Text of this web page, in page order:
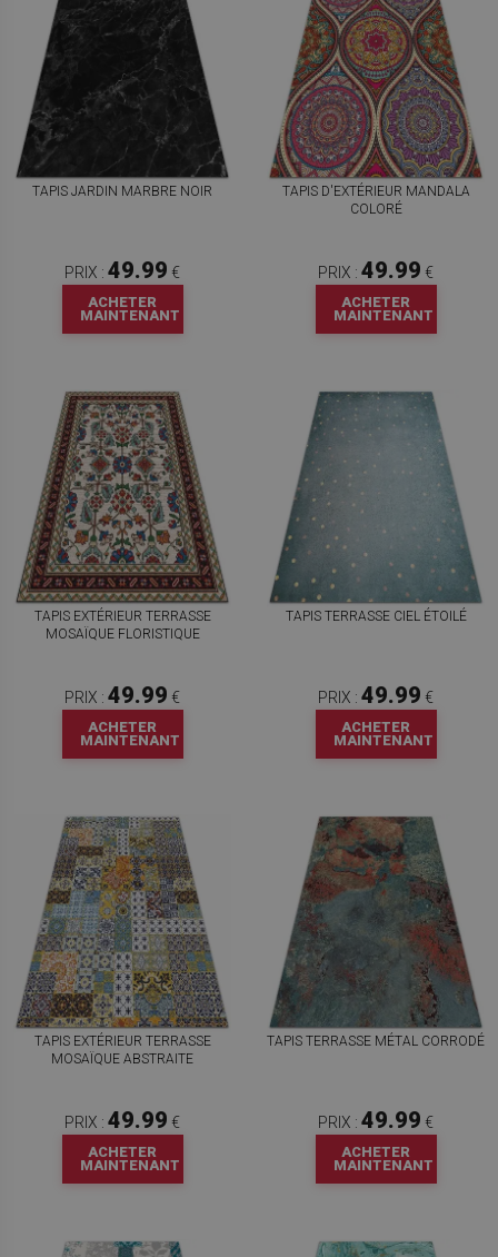
TAPIS JARDIN MARBRE NOIR
PRIX : 49.99 €
ACHETER
MAINTENANT
TAPIS D'EXTÉRIEUR MANDALA
COLORÉ
PRIX : 49.99 €
ACHETER
MAINTENANT
TAPIS EXTÉRIEUR TERRASSE
MOSAÏQUE FLORISTIQUE
PRIX : 49.99 €
ACHETER
MAINTENANT
TAPIS TERRASSE CIEL ÉTOILÉ
PRIX : 49.99 €
ACHETER
MAINTENANT
TAPIS EXTÉRIEUR TERRASSE
MOSAÏQUE ABSTRAITE
PRIX : 49.99 €
ACHETER
MAINTENANT
TAPIS TERRASSE MÉTAL CORRODÉ
PRIX : 49.99 €
ACHETER
MAINTENANT